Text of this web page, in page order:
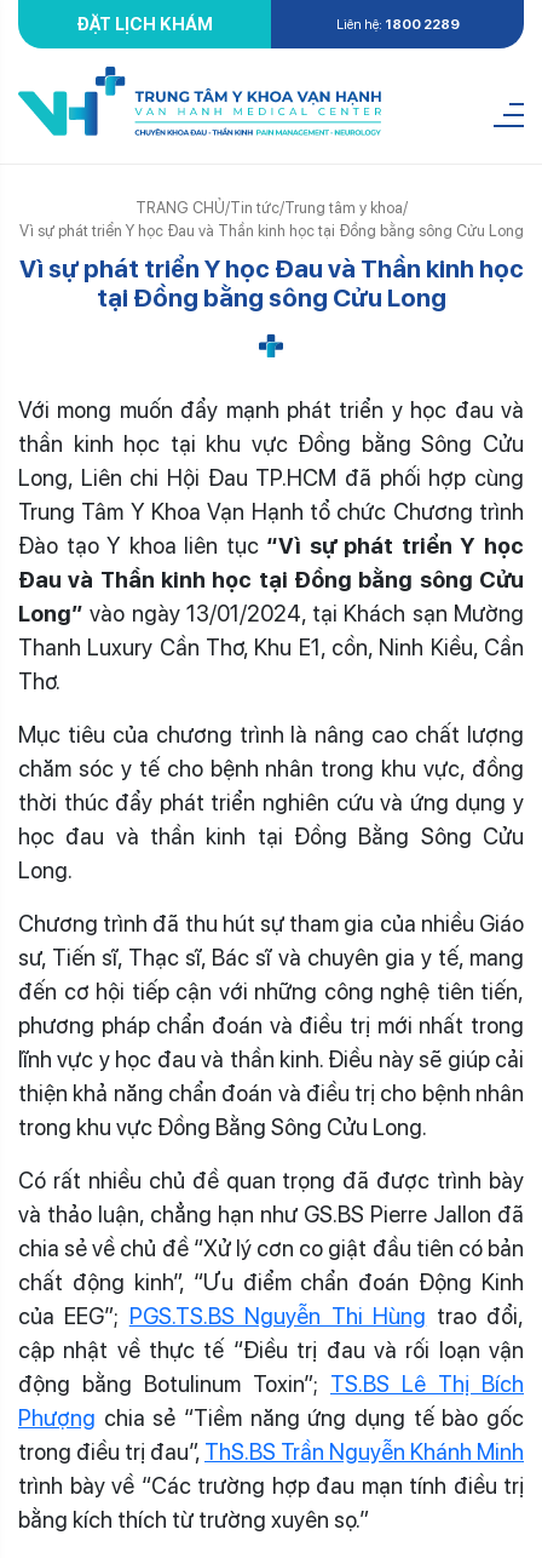
ĐẶT LỊCH KHÁM Liên hệ: 1800 2289
TRANG CHỦ/Tin tức/Trung tâm y khoa/
Vì sự phát triển Y học Đau và Thần kinh học tại Đồng bằng sông Cửu Long
Vì sự phát triển Y học Đau và Thần kinh học
tại Đồng bằng sông Cửu Long
Với mong muốn đẩy mạnh phát triển y học đau và
thần kinh học tại khu vực Đồng bằng Sông Cửu
Long, Liên chi Hội Đau TP.HCM đã phối hợp cùng
Trung Tâm Y Khoa Vạn Hạnh tổ chức Chương trình
Đào tạo Y khoa liên tục “Vì sự phát triển Y học
Đau và Thần kinh học tại Đồng bằng sông Cửu
Long” vào ngày 13/01/2024, tại Khách sạn Mường
Thanh Luxury Cần Thơ, Khu E1, cồn, Ninh Kiều, Cần
Thơ.
Mục tiêu của chương trình là nâng cao chất lượng
chăm sóc y tế cho bệnh nhân trong khu vực, đồng
thời thúc đẩy phát triển nghiên cứu và ứng dụng y
học đau và thần kinh tại Đồng Bằng Sông Cửu
Long.
Chương trình đã thu hút sự tham gia của nhiều Giáo
sư, Tiến sĩ, Thạc sĩ, Bác sĩ và chuyên gia y tế, mang
đến cơ hội tiếp cận với những công nghệ tiên tiến,
phương pháp chẩn đoán và điều trị mới nhất trong
lĩnh vực y học đau và thần kinh. Điều này sẽ giúp cải
thiện khả năng chẩn đoán và điều trị cho bệnh nhân
trong khu vực Đồng Bằng Sông Cửu Long.
Có rất nhiều chủ đề quan trọng đã được trình bày
và thảo luận, chẳng hạn như GS.BS Pierre Jallon đã
chia sẻ về chủ đề “Xử lý cơn co giật đầu tiên có bản
chất động kinh”, “Ưu điểm chẩn đoán Động Kinh
của EEG”; PGS.TS.BS Nguyễn Thi Hùng trao đổi,
cập nhật về thực tế “Điều trị đau và rối loạn vận
động bằng Botulinum Toxin”; TS.BS Lê Thị Bích
Phượng chia sẻ “Tiềm năng ứng dụng tế bào gốc
trong điều trị đau”, ThS.BS Trần Nguyễn Khánh Minh
trình bày về “Các trường hợp đau mạn tính điều trị
bằng kích thích từ trường xuyên sọ.”